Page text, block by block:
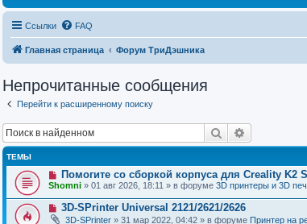
Ссылки FAQ
Главная страница Форум ТриДэшника
Непрочитанные сообщения
Перейти к расширенному поиску
Поиск
ТЕМЫ
Н
о
в
о
е
с
Помогите со сборкой корпуса для Creality K2
Shomni » 01 авг 2026, 18:11 » в форуме 3D принтеры и 3D
Н3D-SPrinter Universal 2121/2621/2626
3D-SPrinter » 31 мар 2022, 04:42 » в форуме Принтер на